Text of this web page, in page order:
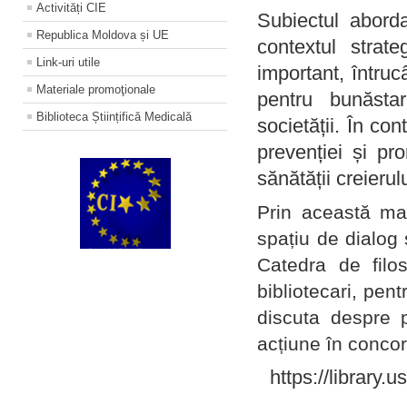
Activități CIE
Republica Moldova și UE
Link-uri utile
Materiale promoţionale
Biblioteca Științifică Medicală
Subiectul
contextul
important,
pentru
societății. În
prevenției și
sănătății
Prin această
spațiu de dialog
Catedra de
bibliotecari,
discuta despre
acțiune în
https://